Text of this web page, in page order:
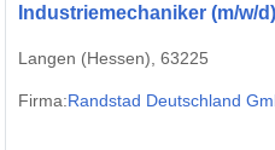
Industriemechaniker (m/w/d)
Langen (Hessen), 63225
Firma:Randstad Deutschland